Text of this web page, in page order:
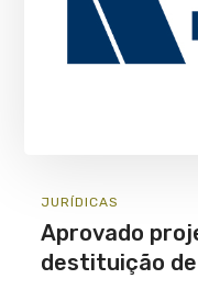
JURÍ­DICAS
Aprovado
destituição